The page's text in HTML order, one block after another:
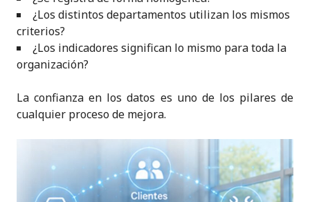
¿Los distintos departamentos utilizan los mismos
criterios?
¿Los indicadores significan lo mismo para toda la
organización?
La confianza en los datos es uno de los pilares de
cualquier proceso de mejora.